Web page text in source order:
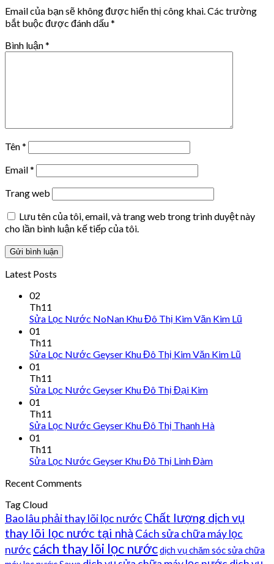
Email của bạn sẽ không được hiển thị công khai. Các trường
bắt buộc được đánh dấu*
Bình luận*
Tên*
Email*
Trang web
Lưu tên của tôi, email, và trang web trong trình duyệt này
cho lần bình luận kế tiếp của tôi.
Latest Posts
02
Th11
Sửa Lọc Nước NoNan Khu Đô Thị Kim Văn Kim Lũ
01
Th11
Sửa Lọc Nước Geyser Khu Đô Thị Kim Văn Kim Lũ
01
Th11
Sửa Lọc Nước Geyser Khu Đô Thị Đại Kim
01
Th11
Sửa Lọc Nước Geyser Khu Đô Thị Thanh Hà
01
Th11
Sửa Lọc Nước Geyser Khu Đô Thị Linh Đàm
Recent Comments
Tag Cloud
Bao lâu phải thay lõi lọc nước Chất lượng dịch vụ
thay lõi lọc nước tại nhà Cách sửa chữa máy lọc
nước cách thay lõi lọc nướcdịch vụ chăm sóc sửa chữa